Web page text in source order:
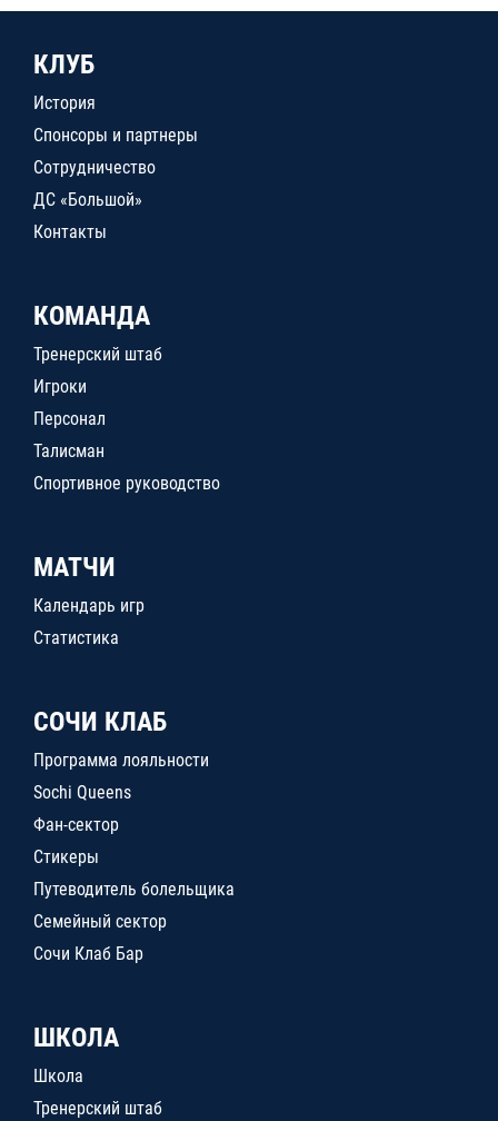
КЛУБ
История
Спонсоры и партнеры
Сотрудничество
ДС «Большой»
Контакты
КОМАНДА
Тренерский штаб
Игроки
Персонал
Талисман
Спортивное руководство
МАТЧИ
Календарь игр
Статистика
СОЧИ КЛАБ
Программа лояльности
Sochi Queens
Фан-сектор
Стикеры
Путеводитель болельщика
Семейный сектор
Сочи Клаб Бар
ШКОЛА
Школа
Тренерский штаб